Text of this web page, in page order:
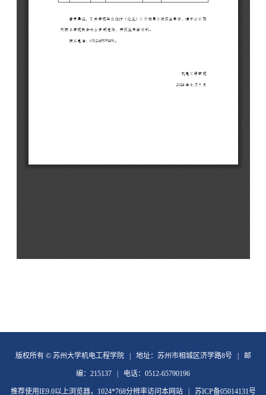
版权所有 © 苏州大学机电工程学院 | 地址：苏州市相城区济学路8号 | 邮
编：215137 | 电话：0512-65790196
推荐使用IE9.0以上浏览器，1024*768分辨率访问本网站 | 苏ICP备05014131号